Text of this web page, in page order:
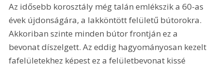
Az idősebb korosztály még talán emlékszik a 60-as
évek újdonságára, a lakköntött felületű bútorokra.
Akkoriban szinte minden bútor frontján ez a
bevonat díszelgett. Az eddig hagyományosan kezelt
fafelületekhez képest ez a felületbevonat kissé